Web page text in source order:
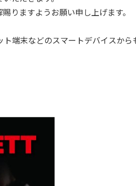
りますようお願い申し上げます。
端末などのスマートデバイスから